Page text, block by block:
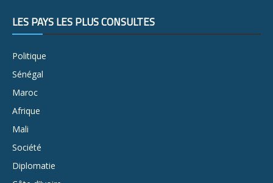
LES PAYS LES PLUS CONSULTÉS
Politique
Sénégal
Maroc
Afrique
Mali
Société
Diplomatie